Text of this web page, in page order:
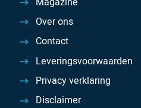
Over ons
Contact
Leveringsvoorwaarden
Privacy verklaring
Disclaimer